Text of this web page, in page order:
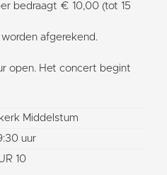
bedraagt € 10,00 (tot 15
afgerekend.
open. Het concert begint
Middelstum
uur
10